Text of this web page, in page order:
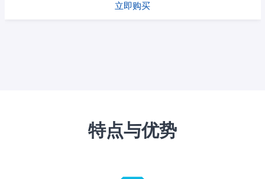
立即购买
特点与优势